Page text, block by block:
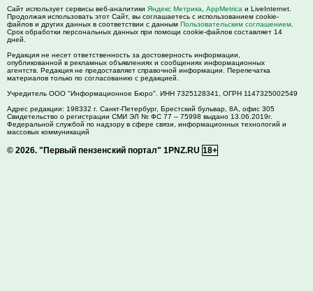
Сайт использует сервисы веб-аналитики Яндекс Метрика AppMetrica и LiveInternet.
Продолжая использовать этот Сайт, вы соглашаетесь с использованием cookie-
файлов и других данных в соответствии с данным Пользовательским соглашением
Срок обработки персональных данных при помощи cookie-файлов составляет 14
дней.
Редакция не несет ответственность за достоверность информации,
опубликованной в рекламных объявлениях и сообщениях информационных
агентств. Редакция не предоставляет справочной информации. Перепечатка
материалов только по согласованию с редакцией.
Учредитель ООО "Информационное Бюро". ИНН 7325128341, ОГРН 1147325002549
Адрес редакции: 198332 г. Санкт-Петербург, Брестский бульвар, 8А, офис 305
Свидетельство о регистрации СМИ ЭЛ № ФС 77 – 75998 выдано 13.06.2019г.
Федеральной службой по надзору в сфере связи, информационных технологий и
массовых коммуникаций
© 2026. "Первый пензенский портал" 1PNZ.RU 18+